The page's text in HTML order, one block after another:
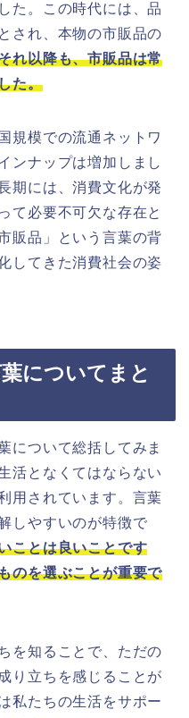
た。この時代には、品
され、本物の市販品の
れ以降も、市販品は常
た。
規模での流通ネットワ
ンナップは増加しまし
期には、消費文化が発
て必要不可欠な存在と
販品」という言葉の背
してきた消費社会の姿
についてまと
について総括してみま
活となくてはならない
用されています。言葉
しやすいのが特徴で
ことは良いことです
のを選ぶことが重要で
を知ることで、ただの
り立ちを感じることが
私たちの生活をサポー